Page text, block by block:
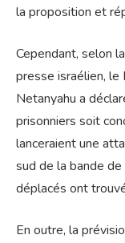
la proposition et
Cependant, selon
presse israélien, le
Netanyahu a
prisonniers soit
lanceraient une
sud de la bande
déplacés ont
En outre, la